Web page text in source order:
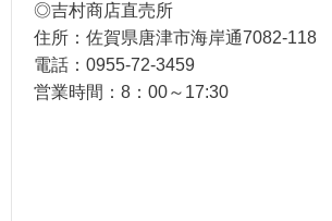
◎吉村商店直売所
住所：佐賀県唐津市海岸通7082-118
電話：0955-72-3459
営業時間：8：00～17:30